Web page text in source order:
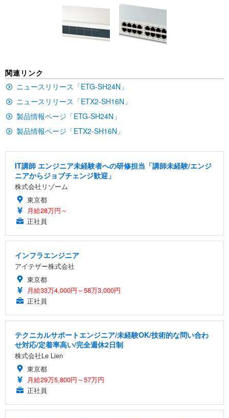
[EdoErgo] オフィスチェア 椅子 テレワーク 疲れな
キング pc 事務椅子 360度回転 座面昇降 強化ナイロ
ン樹脂ベース 通気性メッシュ 在宅ワーク H-WY01
(黒網+黒枠+黒足)
￥5,699
ュチェア 人間工学 疲れない ブラック
ワーク チェア 強化バックレスト 30度ロッキング機
レスト 3Dヘッドレスト ハンガー付き 高反発クッシ
ョン PCチェア 通気性メッシュ ゲーミング/勉強/事
務用 おしゃれ パソコンチェア (ブラック)
Sezlife オフィスチェア デスクチェア 疲れない テレ
レスト 3Dヘッドレスト ハンガー付き 高反発クッシ
ッシュ 通気性 ランバーサポート付き 腰サポート ガ
ス圧無段階昇降 360度回転 キャスター付き コンパク
ト 幅52×奥行58.5×高さ84～96cm テレワーク 在宅
EIZO ビジネス向けプレミアムモニター | FlexScan
イト
￥105,595
イト
￥109,572
【純正品】27"ゲーミングモニター DualSense 充電
￥49,979
【整備済み品】Dell E2724HS 27インチ 液晶モニタ
応 ComfortView ビジネス向け
HOOTER Gaming Monitor 24” Essential ゲーミン
グモニター QD 24.5インチ 1ms FHD 量子ドット 残
像低減 (3年保証 | 輝点保証 | 日本メーカー)
Amazonベーシック ペットシーツ 薄型 レギュラー 1
回使い捨て 無香料 ホワイト 300枚
￥3,373
x2袋(84枚) ホワイト(吸収面:ライトブルー)
ネオ・ルーライフ ネオ・オムツ L 中型犬用 26枚入
￥1,800
Smart Basic(スマートベーシック) 【Amazon.co.jp
ュラー 200枚入【Amazon.co.jp限定】
￥3,731
関連リンク
ニュースリリース「ETG-SH24N」
ニュースリリース「ETX2-SH16N」
製品情報ページ「ETG-SH24N」
製品情報ページ「ETX2-SH16N」
IT講師 エンジニア未経験者への研修担当「講師未経験/エンジ
ニアからジョブチェンジ歓迎」
株式会社リゾーム
東京都
月給28万円～
正社員
インフラエンジニア
アイテザー株式会社
東京都
月給33万4,000円～58万3,000円
正社員
テクニカルサポートエンジニア/未経験OK/技術的な問い合わ
せ対応/定着率高い/完全週休2日制
株式会社Le Lien
東京都
月給29万5,800円～57万円
正社員